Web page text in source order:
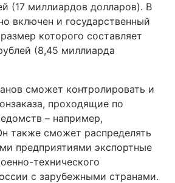
(17 миллиардов долларов). В
включен и государственный
которого составляет
(8,45 миллиарда
сможет контролировать и
проходящие по
– например,
также сможет распределять
предприятиями экспортные
технического
с зарубежными странами.